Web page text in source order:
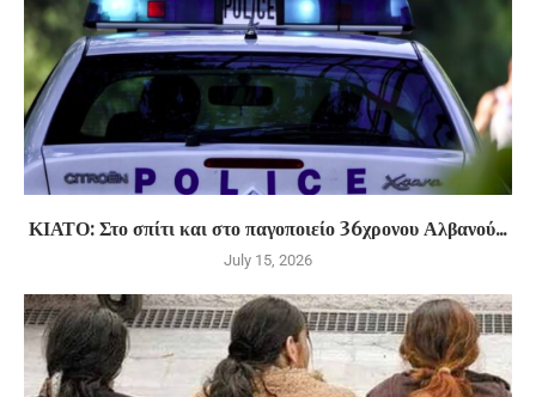
ΚΙΑΤΟ: Στο σπίτι και στο παγοποιείο 36χρονου Αλβανού...
July 15, 2026